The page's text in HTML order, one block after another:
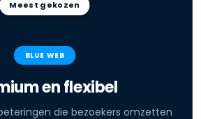
Meest gekozen
BLUE WEB
en flexibel
die bezoekers omzetten